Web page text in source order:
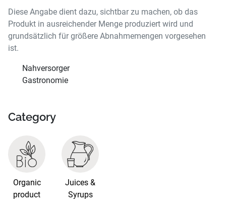
Diese Angabe dient dazu, sichtbar zu machen, ob das
Produkt in ausreichender Menge produziert wird und
grundsätzlich für größere Abnahmemengen vorgesehen
ist.
Nahversorger
Gastronomie
Category
Organic
product
Juices &
Syrups